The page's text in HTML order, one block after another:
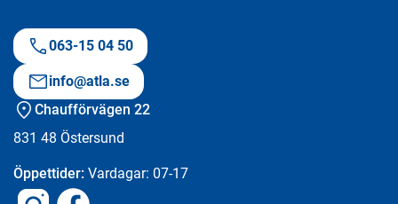
063-15 04 50
info@atla.se
Chaufförvägen 22
831 48 Östersund
Öppettider: Vardagar: 07-17